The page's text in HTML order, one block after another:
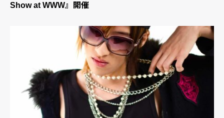
Show at WWW』開催